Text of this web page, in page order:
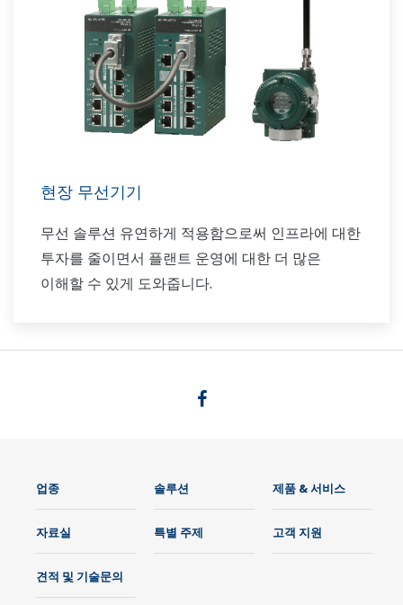
현장 무선기기
무선 솔루션 유연하게 적용함으로써 인프라에 대한
투자를 줄이면서 플랜트 운영에 대한 더 많은
이해할 수 있게 도와줍니다.
업종 솔루션 제품 & 서비스
자료실 특별 주제 고객 지원
견적 및 기술문의